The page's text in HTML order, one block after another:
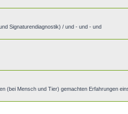
Signaturendiagnostik) / und - und - und
(bei Mensch und Tier) gemachten Erfahrungen